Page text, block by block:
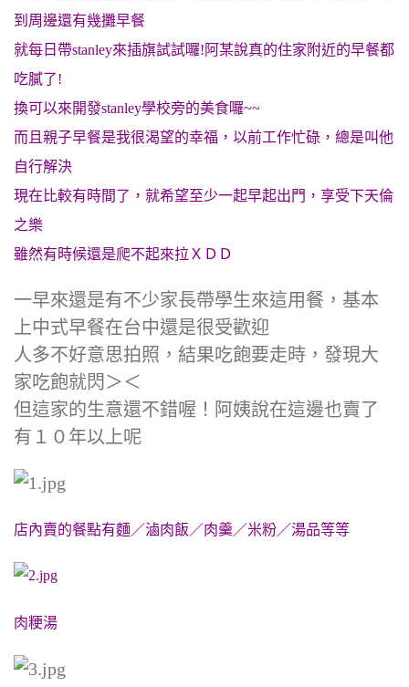
到周邊還有幾攤早餐
就每日帶stanley來插旗試試囉!阿某說真的住家附近的早餐都
吃膩了!
換可以來開發stanley學校旁的美食囉~~
而且親子早餐是我很渴望的幸福，以前工作忙碌，總是叫他
自行解決
現在比較有時間了，就希望至少一起早起出門，享受下天倫
之樂
雖然有時候還是爬不起來拉ＸＤＤ
一早來還是有不少家長帶學生來這用餐，基本
上中式早餐在台中還是很受歡迎
人多不好意思拍照，結果吃飽要走時，發現大
家吃飽就閃＞＜
但這家的生意還不錯喔！阿姨說在這邊也賣了
有１０年以上呢
店內賣的餐點有麵／滷肉飯／肉羹／米粉／湯品等等
肉粳湯